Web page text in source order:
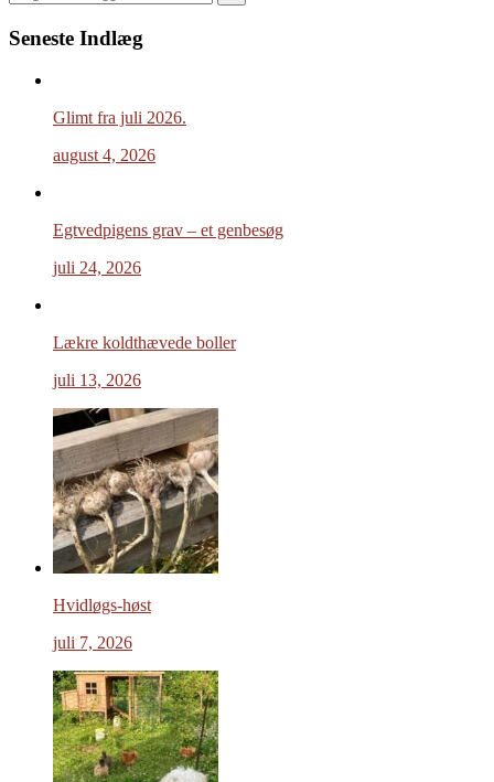
Seneste Indlæg
Glimt fra juli 2026.
august 4, 2026
Egtvedpigens grav – et genbesøg
juli 24, 2026
Lækre koldthævede boller
juli 13, 2026
Hvidløgs-høst
juli 7, 2026